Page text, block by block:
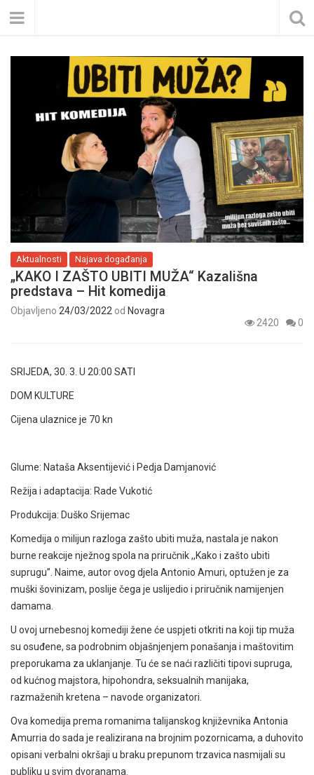
Aktualnosti Najava događanja
„KAKO I ZAŠTO UBITI MUŽA“ Kazališna
predstava – Hit komedija
Objavljeno 24/03/2022 od Novagra
2420
0
SRIJEDA, 30. 3. U 20:00 SATI
DOM KULTURE
Cijena ulaznice je 70 kn
Glume: Nataša Aksentijević i Pedja Damjanović
Režija i adaptacija: Rade Vukotić
Produkcija: Duško Srijemac
Komedija o milijun razloga zašto ubiti muža, nastala je nakon
burne reakcije nježnog spola na priručnik ,,Kako i zašto ubiti
suprugu”. Naime, autor ovog djela Antonio Amuri, optužen je za
muški šovinizam, poslije čega je uslijedio i priručnik namijenjen
damama.
U ovoj urnebesnoj komediji žene će uspjeti otkriti na koji tip muža
su osuđene, sa podrobnim objašnjenjem ponašanja i maštovitim
preporukama za uklanjanje. Tu će se naći različiti tipovi supruga,
od kućnog majstora, hipohondra, seksualnih manijaka,
razmaženih kretena – navode organizatori.
Ova komedija prema romanima talijanskog književnika Antonia
Amurria do sada je realizirana na brojnim pozornicama, a duhovito
opisani verbalni okršaji u braku prepunom trzavica nasmijali su
publiku u svim dvoranama.